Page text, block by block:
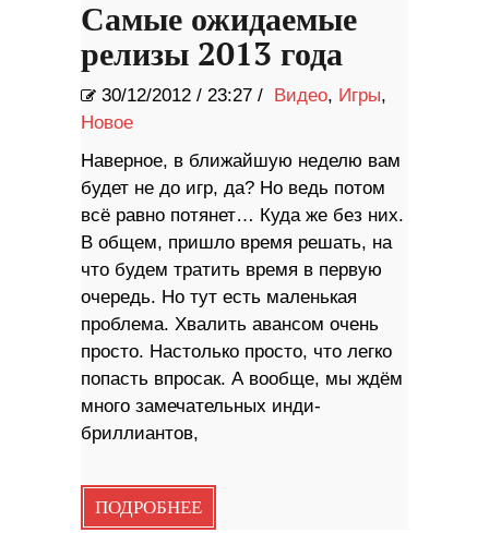
Самые ожидаемые
релизы 2013 года
30/12/2012 / 23:27 / Видео, Игры,
Новое
Наверное, в ближайшую неделю вам
будет не до игр, да? Но ведь потом
всё равно потянет… Куда же без них.
В общем, пришло время решать, на
что будем тратить время в первую
очередь. Но тут есть маленькая
проблема. Хвалить авансом очень
просто. Настолько просто, что легко
попасть впросак. А вообще, мы ждём
много замечательных инди-
бриллиантов,
ПОДРОБНЕЕ